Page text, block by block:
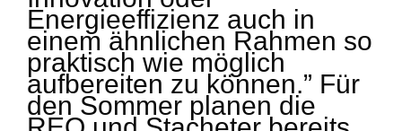
Energieeffizienz auch in
einem ähnlichen Rahmen so
praktisch wie möglich
aufbereiten zu können.” Für
den Sommer planen die